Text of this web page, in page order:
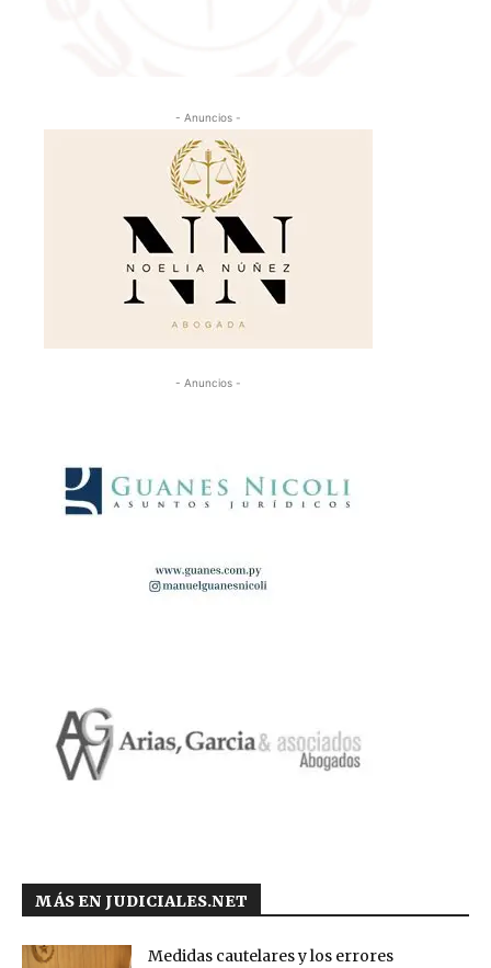
- Anuncios -
- Anuncios -
MÁS EN JUDICIALES.NET
Medidas cautelares y los errores